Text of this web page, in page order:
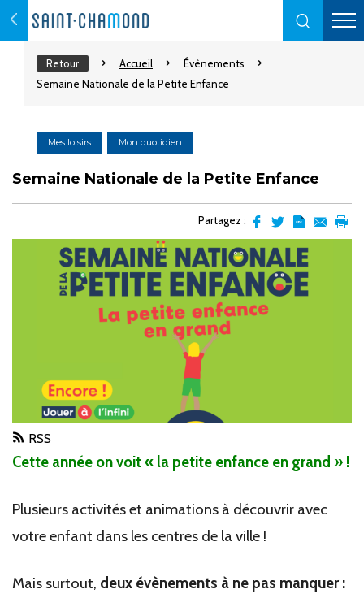
Retour Accueil
Évènements
Semaine Nationale de la Petite Enfance
Mes loisirs Mon quotidien
Semaine Nationale de la Petite Enfance
Partagez :
sur
facebook
sur
Twitter
l'article
en
pdf
RSS
Cette année on voit « la petite enfance en grand » !
Plusieurs activités et animations à découvrir avec
votre enfant dans les centres de la ville !
Mais surtout, deux évènements à ne pas manquer :